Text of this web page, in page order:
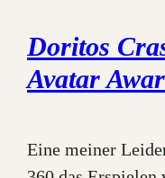
Doritos
Avatar
Eine meiner